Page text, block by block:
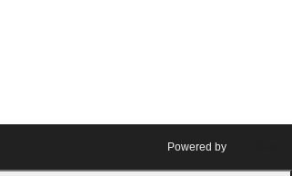
Powered by